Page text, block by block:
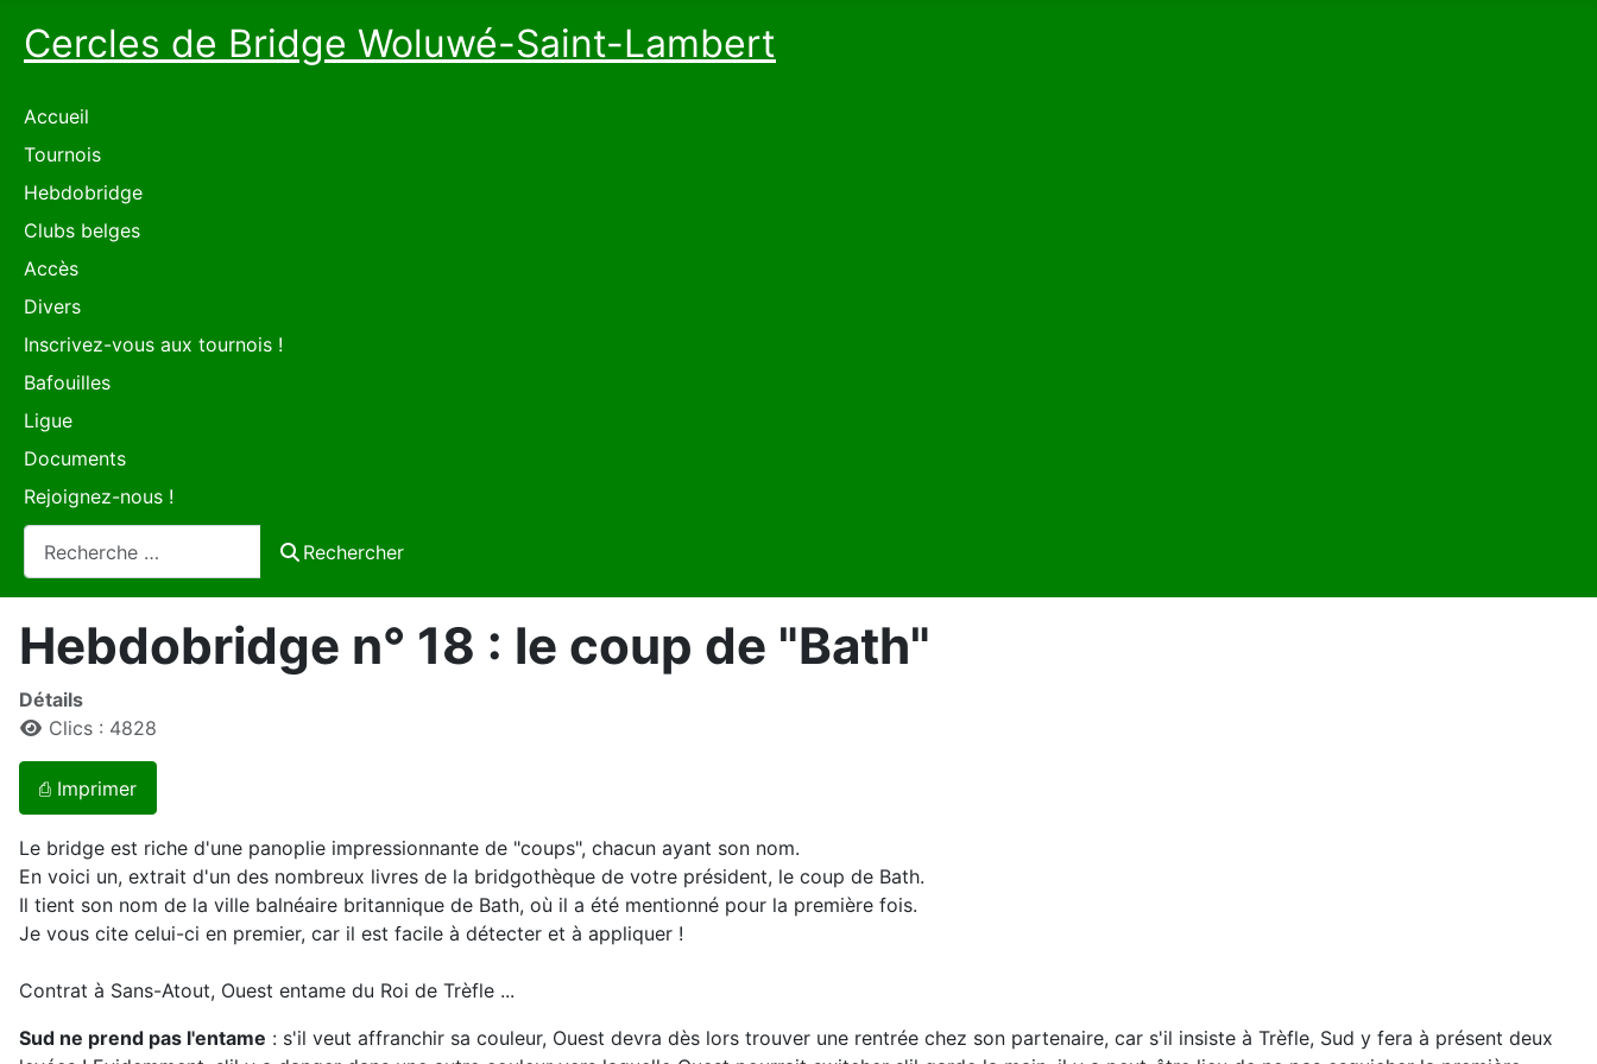
Cercles de Bridge Woluwé-Saint-Lambert
Accueil
Tournois
Hebdobridge
Clubs belges
Accès
Divers
Inscrivez-vous aux tournois !
Bafouilles
Ligue
Documents
Rejoignez-nous !
Rechercher
Hebdobridge n° 18 : le coup de "Bath"
Détails
Clics : 4828
⎙ Imprimer
Le bridge est riche d'une panoplie impressionnante de "coups", chacun ayant son nom.
En voici un, extrait d'un des nombreux livres de la bridgothèque de votre président, le coup de Bath.
Il tient son nom de la ville balnéaire britannique de Bath, où il a été mentionné pour la première fois.
Je vous cite celui-ci en premier, car il est facile à détecter et à appliquer !
Contrat à Sans-Atout, Ouest entame du Roi de Trèfle ...
Sud ne prend pas l'entame : s'il veut affranchir sa couleur, Ouest devra dès lors trouver une rentrée chez son partenaire, car s'il insiste à Trèfle, Sud y fera à présent deux